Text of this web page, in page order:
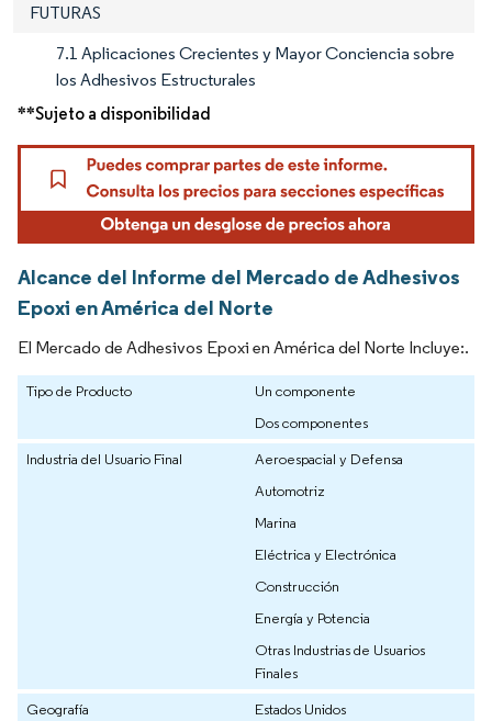
FUTURAS
7.1 Aplicaciones Crecientes y Mayor Conciencia sobre
los Adhesivos Estructurales
**Sujeto a disponibilidad
Alcance del Informe del Mercado de Adhesivos
Epoxi en América del Norte
El Mercado de Adhesivos Epoxi en América del Norte Incluye:.
Tipo de Producto
Un componente
Dos componentes
Industria del Usuario Final
Aeroespacial y Defensa
Automotriz
Marina
Eléctrica y Electrónica
Construcción
Energía y Potencia
Otras Industrias de Usuarios
Finales
Geografía
Estados Unidos